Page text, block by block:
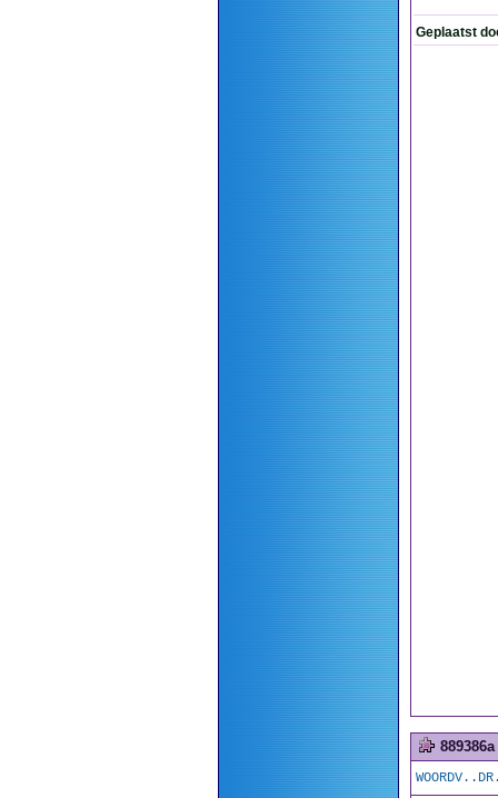
Geplaatst
889386a